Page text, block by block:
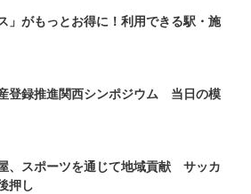
」がもっとお得に！利用できる駅・施
登録推進関西シンポジウム 当日の模
、スポーツを通じて地域貢献 サッカ
押し